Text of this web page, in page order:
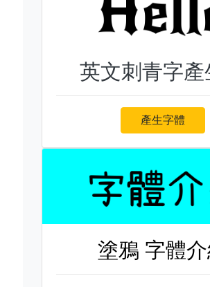
英文刺青字產
產生字體
塗鴉 字體